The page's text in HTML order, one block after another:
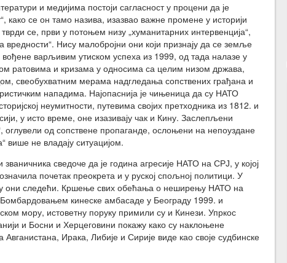
и медијима постоји сагласност у процени да је
како се он тамо назива, изазвао важне промене у историји
се, први у потоњем низу „хуманитарних интервенција“,
вредности“. Нису малобројни они који признају да се земље
варљивим утиском успеха из 1999, од тада налазе у
ратовима и кризама у односима са целим низом држава,
свеобухватним мерама надгледања сопствених грађана и
нападима. Најопаснија је чињеница да су НАТО
неумитности, путевима својих претходника из 1812. и
у исто време, оне изазивају чак и Кину. Заслепљени
оглувели од сопствене пропаганде, ослоњени на непоуздане
више не владају ситуацијом.
званичника сведоче да је година агресије НАТО на СРЈ, у којој
почетак преокрета и у руској спољној политици. У
они следећи. Кршење свих обећања о неширењу НАТО на
кинеске амбасаде у Београду 1999. и
мору, истоветну поруку примили су и Кинези. Упркос
и Босни и Херцеговини покажу како су наклоњене
Ирака, Либије и Сирије виде као своје судбинске